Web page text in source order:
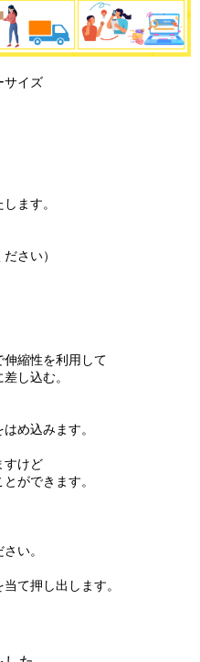
サイズ
ます。
さい）
縮性を利用して
し込む。
め込みます。
すけど
ができます。
い。
て押し出します。